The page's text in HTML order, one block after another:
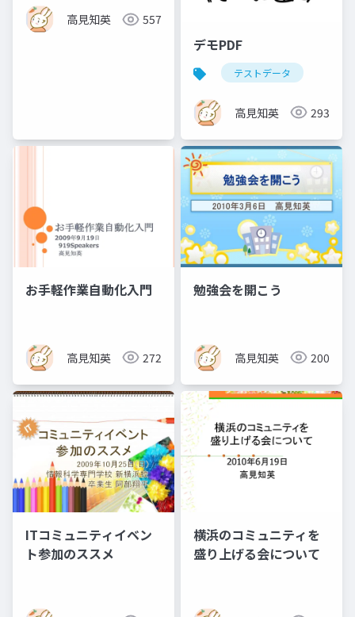
高見知英 557
デモPDF
テストデータ
高見知英 293
お手軽作業自動化入門
高見知英 272
勉強会を開こう
高見知英 200
ITコミュニティイベン
ト参加のススメ
横浜のコミュニティを
盛り上げる会について